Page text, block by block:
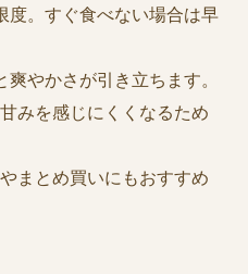
度。すぐ食べない場合は早
爽やかさが引き立ちます。
みを感じにくくなるため
まとめ買いにもおすすめ